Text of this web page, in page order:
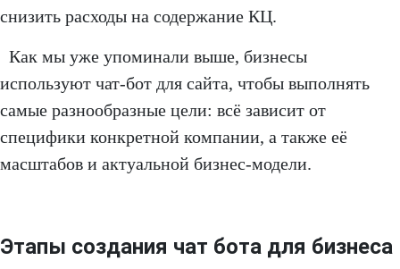
снизить расходы на содержание КЦ.
Как мы уже упоминали выше, бизнесы
используют чат-бот для сайта, чтобы выполнять
самые разнообразные цели: всё зависит от
специфики конкретной компании, а также её
масштабов и актуальной бизнес-модели.
Этапы создания чат бота для бизнеса